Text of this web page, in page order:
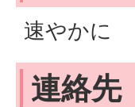
速やかに
連絡先